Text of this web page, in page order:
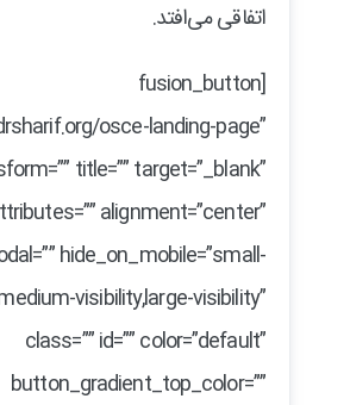
اتفاقی می‌افتد.
[fusion_button
osce-landing-page”
title=”” target=”_blank”
alignment=”center”
hide_on_mobile=”small-
visibility,large-visibility”
class=”” id=”” color=”default”
button_gradient_top_color=””